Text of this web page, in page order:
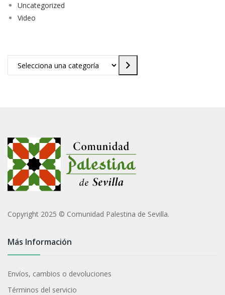
Uncategorized
Video
Selecciona
una
Copyright 2025 © Comunidad Palestina de Sevilla.
Más Información
Envíos, cambios o devoluciones
Términos del servicio